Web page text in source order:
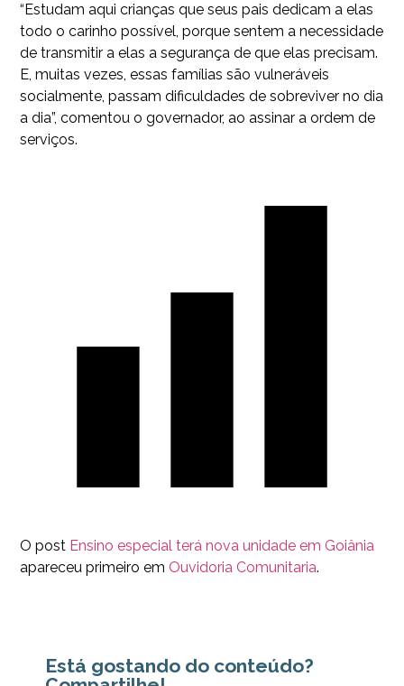
“Estudam aqui crianças que seus pais dedicam a elas
todo o carinho possível, porque sentem a necessidade
de transmitir a elas a segurança de que elas precisam.
E, muitas vezes, essas famílias são vulneráveis
socialmente, passam dificuldades de sobreviver no dia
a dia”, comentou o governador, ao assinar a ordem de
serviços.
O post Ensino especial terá nova unidade em Goiânia
apareceu primeiro em Ouvidoria Comunitaria.
Está gostando do conteúdo?